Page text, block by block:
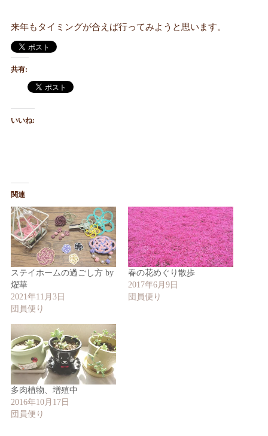
来年もタイミングが合えば行ってみようと思います。
共有:
いいね:
関連
ステイホームの過ごし方 by
燿華
2021年11月3日
団員便り
春の花めぐり散歩
2017年6月9日
団員便り
多肉植物、増殖中
2016年10月17日
団員便り